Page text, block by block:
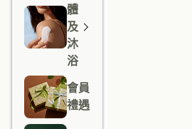
體
及
沐
浴
會員
禮遇